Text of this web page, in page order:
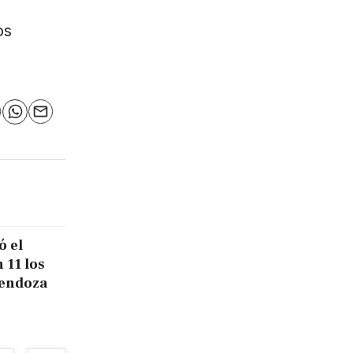
WhatsApp
Email
el
11 los